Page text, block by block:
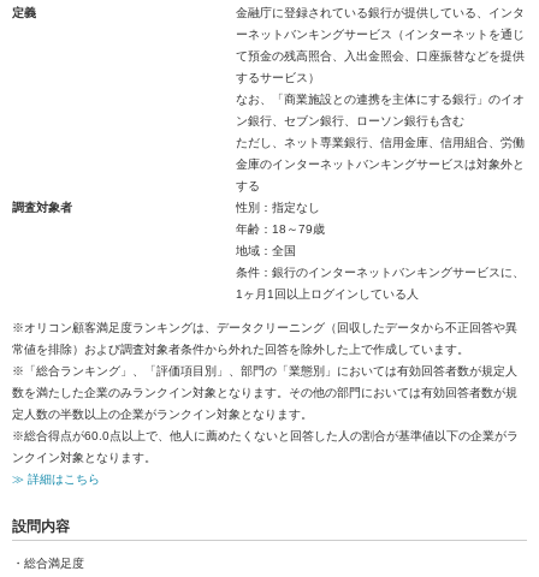
定義
金融庁に登録されている銀行が提供している、インタ
ーネットバンキングサービス（インターネットを通じ
て預金の残高照合、入出金照会、口座振替などを提供
するサービス）
なお、「商業施設との連携を主体にする銀行」のイオ
ン銀行、セブン銀行、ローソン銀行も含む
ただし、ネット専業銀行、信用金庫、信用組合、労働
金庫のインターネットバンキングサービスは対象外と
する
調査対象者
性別：指定なし
年齢：18～79歳
地域：全国
条件：銀行のインターネットバンキングサービスに、
1ヶ月1回以上ログインしている人
※オリコン顧客満足度ランキングは、データクリーニング（回収したデータから不正回答や異
常値を排除）および調査対象者条件から外れた回答を除外した上で作成しています。
※「総合ランキング」、「評価項目別」、部門の「業態別」においては有効回答者数が規定人
数を満たした企業のみランクイン対象となります。その他の部門においては有効回答者数が規
定人数の半数以上の企業がランクイン対象となります。
※総合得点が60.0点以上で、他人に薦めたくないと回答した人の割合が基準値以下の企業がラ
ンクイン対象となります。
≫ 詳細はこちら
設問内容
・総合満足度